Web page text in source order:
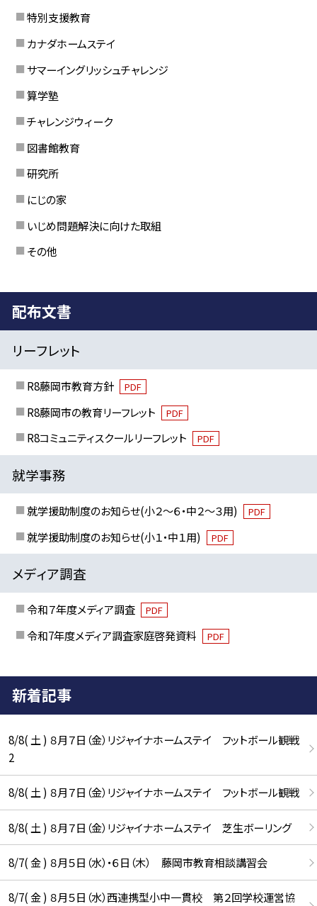
特別支援教育
カナダホームステイ
サマーイングリッシュチャレンジ
算学塾
チャレンジウィーク
図書館教育
研究所
にじの家
いじめ問題解決に向けた取組
その他
配布文書
リーフレット
R8藤岡市教育方針 PDF
R8藤岡市の教育リーフレット PDF
R8コミュニティスクールリーフレット PDF
就学事務
就学援助制度のお知らせ(小２～６・中２～３用) PDF
就学援助制度のお知らせ(小１・中１用) PDF
メディア調査
令和７年度メディア調査 PDF
令和7年度メディア調査家庭啓発資料 PDF
新着記事
8/8( 土 ) ８月７日（金）リジャイナホームステイ フットボール観戦
2
8/8( 土 ) ８月７日（金）リジャイナホームステイ フットボール観戦
8/8( 土 ) ８月７日（金）リジャイナホームステイ 芝生ボーリング
8/7( 金 ) ８月５日（水）・６日（木） 藤岡市教育相談講習会
8/7( 金 ) ８月５日（水）西連携型小中一貫校 第２回学校運営協